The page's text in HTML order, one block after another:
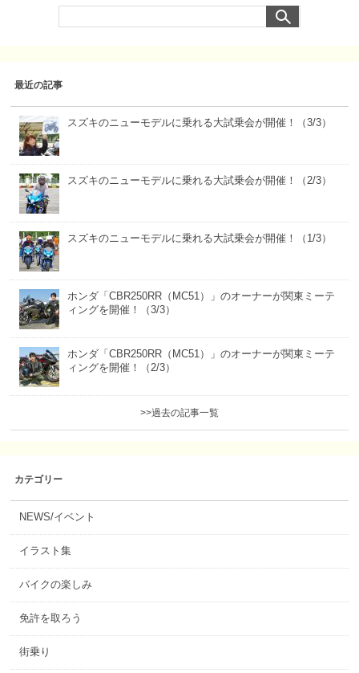
最近の記事
スズキのニューモデルに乗れる大試乗会が開催！（3/3）
スズキのニューモデルに乗れる大試乗会が開催！（2/3）
スズキのニューモデルに乗れる大試乗会が開催！（1/3）
ホンダ「CBR250RR（MC51）」のオーナーが関東ミーテ
ィングを開催！（3/3）
ホンダ「CBR250RR（MC51）」のオーナーが関東ミーテ
ィングを開催！（2/3）
>>過去の記事一覧
カテゴリー
NEWS/イベント
イラスト集
バイクの楽しみ
免許を取ろう
街乗り